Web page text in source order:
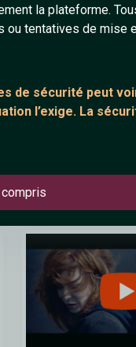
la plateforme.
tentatives de mise
de sécurité peut
l’exige. La